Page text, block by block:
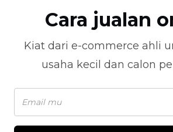
Cara jualan
Kiat dari e-commerce ahli
usaha kecil dan calon